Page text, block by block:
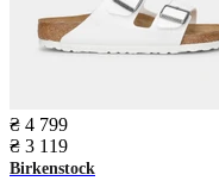
₴ 4 799
₴ 3 119
Birkenstock